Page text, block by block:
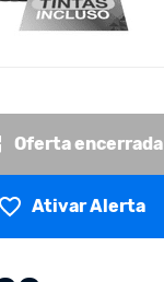
Oferta encerrada
Ativar Alerta